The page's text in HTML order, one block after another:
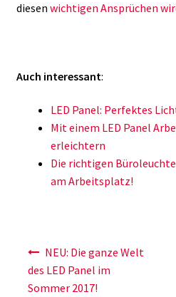
diesen wichtigen Ansprüchen
Auch interessant:
LED Panel: Perfektes
Mit einem LED Panel
erleichtern
Die richtigen
am Arbeitsplatz!
NEU: Die ganze Welt
des LED Panel im
Sommer 2017!